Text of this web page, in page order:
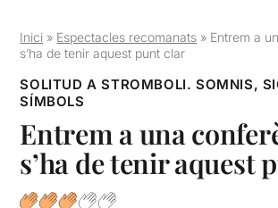
Inici » Espectacles recomanats » Entrem a
s’ha de tenir aquest punt clar
SOLITUD A STROMBOLI. SOMNIS,
SÍMBOLS
Entrem a una
s’ha de tenir aquest